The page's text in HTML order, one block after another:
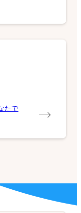
たで